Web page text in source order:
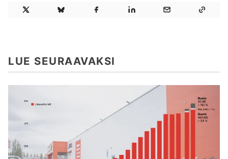
LUE SEURAAVAKSI